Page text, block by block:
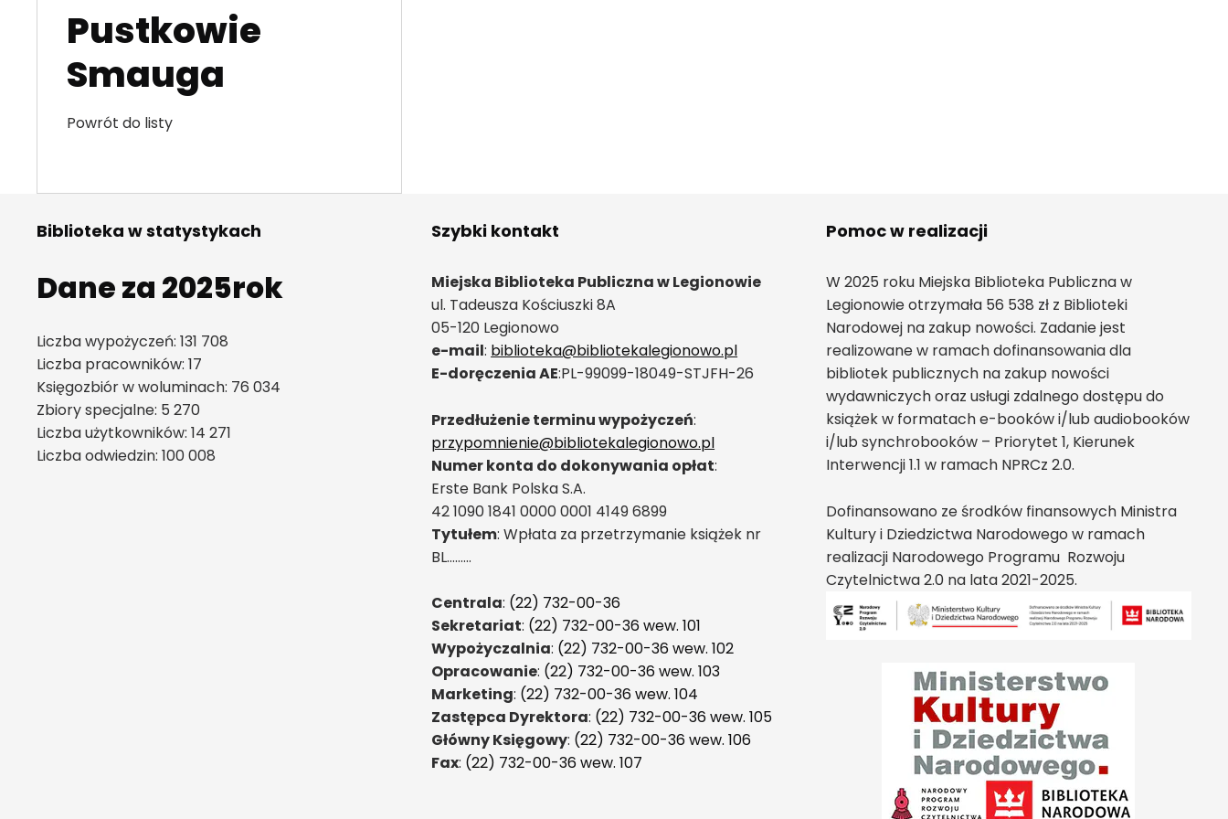
Pustkowie
Smauga
Powrót do listy
Biblioteka w statystykach
Dane za 2025rok
Liczba wypożyczeń: 131 708
Liczba pracowników: 17
Księgozbiór w woluminach: 76 034
Zbiory specjalne: 5 270
Liczba użytkowników: 14 271
Liczba odwiedzin: 100 008
Szybki kontakt
Miejska Biblioteka Publiczna w Legionowie
ul. Tadeusza Kościuszki 8A
05-120 Legionowo
e-mail: biblioteka@bibliotekalegionowo.pl
E-doręczenia AE:PL-99099-18049-STJFH-26
Przedłużenie terminu wypożyczeń:
przypomnienie@bibliotekalegionowo.pl
Numer konta do dokonywania opłat:
Erste Bank Polska S.A.
42 1090 1841 0000 0001 4149 6899
Tytułem: Wpłata za przetrzymanie książek nr
BL………
Centrala: (22) 732-00-36
Sekretariat: (22) 732-00-36 wew. 101
Wypożyczalnia: (22) 732-00-36 wew. 102
Opracowanie: (22) 732-00-36 wew. 103
Marketing: (22) 732-00-36 wew. 104
Zastępca Dyrektora: (22) 732-00-36 wew. 105
Główny Księgowy: (22) 732-00-36 wew. 106
Fax: (22) 732-00-36 wew. 107
Pomoc w realizacji
W 2025 roku Miejska Biblioteka Publiczna w
Legionowie otrzymała 56 538 zł z Biblioteki
Narodowej na zakup nowości. Zadanie jest
realizowane w ramach dofinansowania dla
bibliotek publicznych na zakup nowości
wydawniczych oraz usługi zdalnego dostępu do
książek w formatach e-booków i/lub audiobooków
i/lub synchrobooków – Priorytet 1, Kierunek
Interwencji 1.1 w ramach NPRCz 2.0.
Dofinansowano ze środków finansowych Ministra
Kultury i Dziedzictwa Narodowego w ramach
realizacji Narodowego Programu Rozwoju
Czytelnictwa 2.0 na lata 2021-2025.